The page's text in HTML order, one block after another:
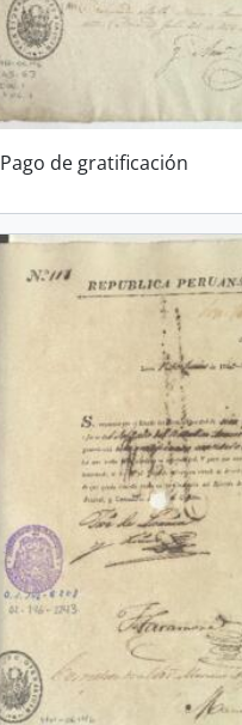
Pago de gratificación